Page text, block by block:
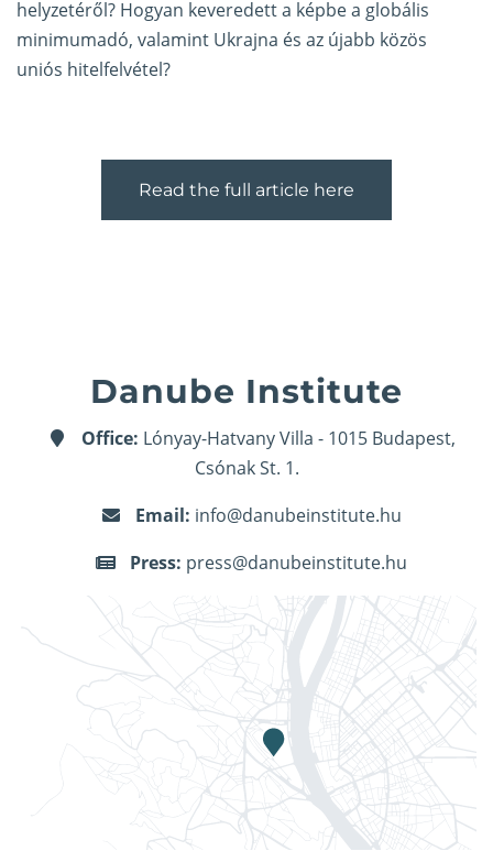
helyzetéről? Hogyan keveredett a képbe a globális
minimumadó, valamint Ukrajna és az újabb közös
uniós hitelfelvétel?
Read the full article here
Danube Institute
Office: Lónyay-Hatvany Villa - 1015 Budapest,
Csónak St. 1.
Email: info@danubeinstitute.hu
Press: press@danubeinstitute.hu